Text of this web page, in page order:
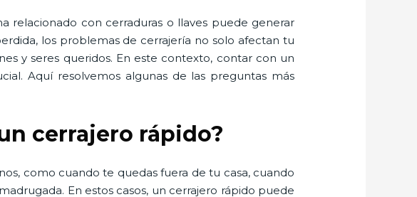
relacionado con cerraduras o llaves puede generar
los problemas de cerrajería no solo afectan tu
y seres queridos. En este contexto, contar con un
Aquí resolvemos algunas de las preguntas más
cerrajero rápido?
como cuando te quedas fuera de tu casa, cuando
En estos casos, un cerrajero rápido puede